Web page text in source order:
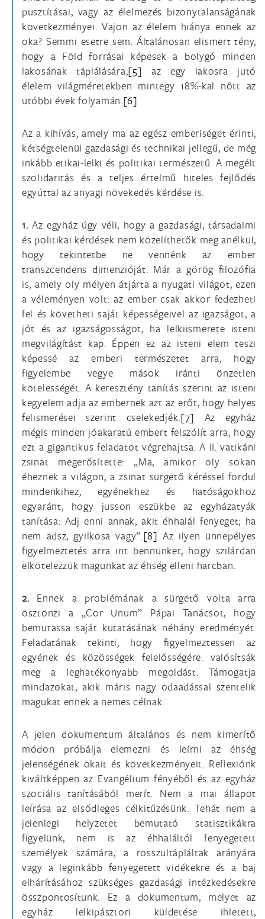
pusztításai, vagy az élelmezés bizonytalanságának
következményei. Vajon az élelem hiánya ennek az
oka? Semmi esetre sem. Általánosan elismert tény,
hogy a Föld forrásai képesek a bolygó minden
lakosának táplálására;[5] az egy lakosra jutó
élelem világméretekben mintegy 18%-kal nőtt az
utóbbi évek folyamán.[6]
Az a kihívás, amely ma az egész emberiséget érinti,
kétségtelenül gazdasági és technikai jellegű, de még
inkább etikai-lelki és politikai természetű. A megélt
szolidaritás és a teljes értelmű hiteles fejlődés
egyúttal az anyagi növekedés kérdése is.
1.Az egyház úgy véli, hogy a gazdasági, társadalmi
és politikai kérdések nem közelíthetők meg anélkül,
hogy tekintetbe ne vennénk az ember
transzcendens dimenzióját. Már a görög filozófia
is, amely oly mélyen átjárta a nyugati világot, ezen
a véleményen volt: az ember csak akkor fedezheti
fel és követheti saját képességeivel az igazságot, a
jót és az igazságosságot, ha lelkiismerete isteni
megvilágítást kap. Éppen ez az isteni elem teszi
képessé az emberi természetet arra, hogy
figyelembe vegye mások iránti önzetlen
kötelességét. A keresztény tanítás szerint az isteni
kegyelem adja az embernek azt az erőt, hogy helyes
felismerései szerint cselekedjék.[7] Az egyház
mégis minden jóakaratú embert felszólít arra, hogy
ezt a gigantikus feladatot végrehajtsa. A II. vatikáni
zsinat megerősítette: „Ma, amikor oly sokan
éheznek a világon, a zsinat sürgető kéréssel fordul
mindenkihez, egyénekhez és hatóságokhoz
egyaránt, hogy jusson eszükbe az egyházatyák
tanítása: Adj enni annak, akit éhhalál fenyeget; ha
nem adsz, gyilkosa vagy”.[8] Az ilyen ünnepélyes
figyelmeztetés arra int bennünket, hogy szilárdan
elkötelezzük magunkat az éhség elleni harcban.
2. Ennek a problémának a sürgető volta arra
ösztönzi a „Cor Unum” Pápai Tanácsot, hogy
bemutassa saját kutatásának néhány eredményét.
Feladatának tekinti, hogy figyelmeztessen az
egyének és közösségek felelősségére: valósítsák
meg a leghatékonyabb megoldást. Támogatja
mindazokat, akik máris nagy odaadással szentelik
magukat ennek a nemes célnak.
A jelen dokumentum általános és nem kimerítő
módon próbálja elemezni és leírni az éhség
jelenségének okait és következményeit. Reflexiónk
kiváltképpen az Evangélium fényéből és az egyház
szociális tanításából merít. Nem a mai állapot
leírása az elsődleges célkitűzésünk. Tehát nem a
jelenlegi helyzetet bemutató statisztikákra
figyelünk, nem is az éhhaláltól fenyegetett
személyek számára, a rosszultápláltak arányára
vagy a leginkább fenyegetett vidékekre és a baj
elhárításához szükséges gazdasági intézkedésekre
összpontosítunk. Ez a dokumentum, melyet az
egyház lelkipásztori küldetése ihletett,